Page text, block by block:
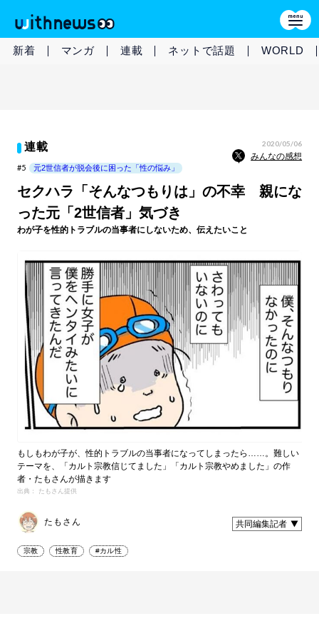
新着 マンガ 連載 ネットで話題 WORLD
連載 2020/05/06
みんなの感想
#5 元2世信者が脱会後に困った「性の悩み」
セクハラ「そんなつもりは」の不幸 親にな
った元「2世信者」気づき
わが子を性的トラブルの当事者にしないため、伝えたいこと
もしもわが子が、性的トラブルの当事者になってしまったら……。難しい
テーマを、「カルト宗教信じてました」「カルト宗教やめました」の作
者・たもさんが描きます
出典： たもさん提供
たもさん 共同編集記者
宗教 性教育 #カル性